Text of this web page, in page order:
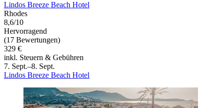
Lindos Breeze Beach Hotel
Rhodes
8,6/10
Hervorragend
(17 Bewertungen)
329 €
inkl. Steuern & Gebühren
7. Sept.–8. Sept.
Lindos Breeze Beach Hotel